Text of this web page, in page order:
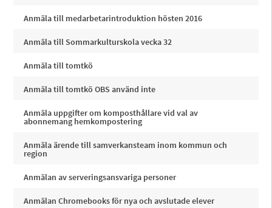
Anmäla till medarbetarintroduktion hösten 2016
Anmäla till Sommarkulturskola vecka 32
Anmäla till tomtkö
Anmäla till tomtkö OBS använd inte
Anmäla uppgifter om komposthållare vid val av
abonnemang hemkompostering
Anmäla ärende till samverkansteam inom kommun och
region
Anmälan av serveringsansvariga personer
Anmälan Chromebooks för nya och avslutade elever